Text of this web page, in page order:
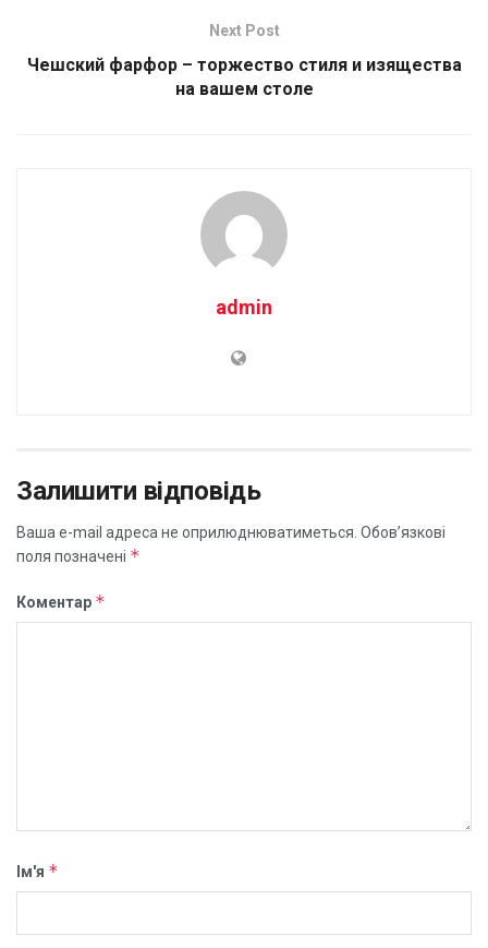
Next Post
Чешский фарфор – торжество стиля и изящества
на вашем столе
admin
Залишити відповідь
Ваша e-mail адреса не оприлюднюватиметься. Обов’язкові
поля позначені *
Коментар *
Ім'я *